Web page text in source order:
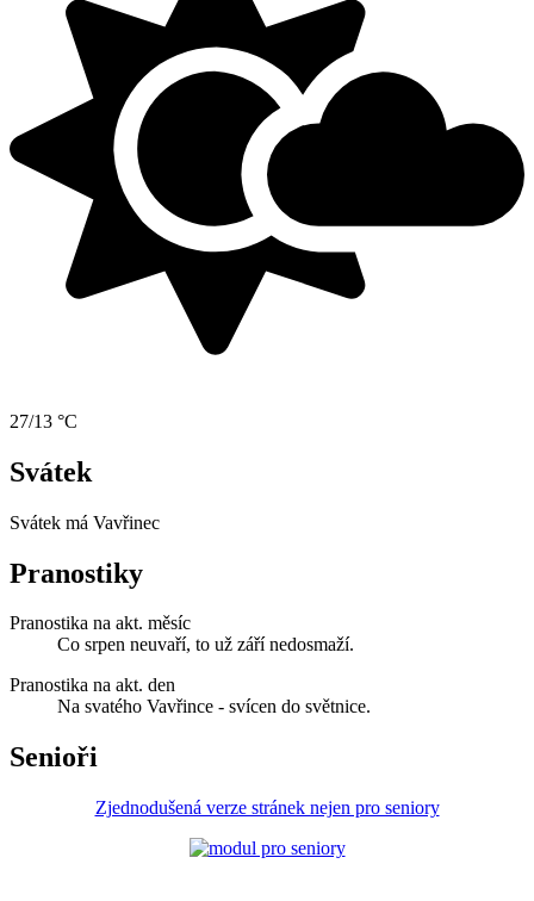
27/13 °C
Svátek
Svátek má Vavřinec
Pranostiky
Pranostika na akt. měsíc
Co srpen neuvaří, to už září nedosmaží.
Pranostika na akt. den
Na svatého Vavřince - svícen do světnice.
Senioři
Zjednodušená verze stránek nejen pro seniory